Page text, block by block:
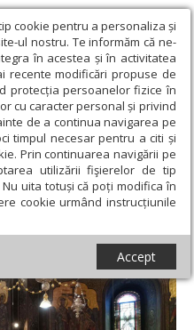
cookie pentru a personaliza și
ul nostru. Te informăm că ne-
în acestea și în activitatea
recente modificări propuse de
protecția persoanelor fizice în
cu caracter personal și privind
de a continua navigarea pe
timpul necesar pentru a citi și
Prin continuarea navigării pe
utilizării fişierelor de tip
uita totuși că poți modifica în
cookie urmând instrucțiunile
Accept
› Știri › Înălţarea Domnului
la